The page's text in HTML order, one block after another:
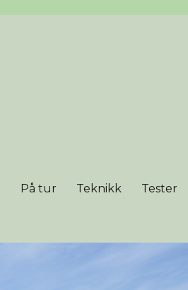
På tur Teknikk Tester